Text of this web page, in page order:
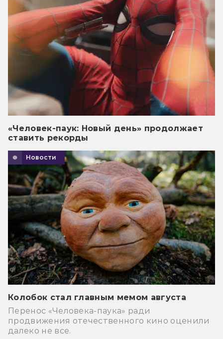
«Человек-паук: Новый день» продолжает
ставить рекорды
Новости
Колобок стал главным мемом августа
Перенос «Человека-паука» ради
продвижения отечественного кино оценили
далеко не все.